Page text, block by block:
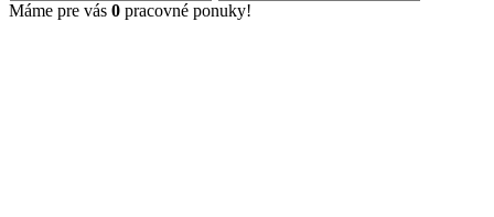
Máme pre vás 0 pracovné ponuky!